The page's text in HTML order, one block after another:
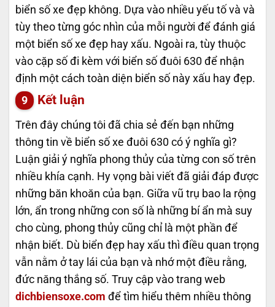
biển số xe đẹp không. Dựa vào nhiều yếu tố và và
tùy theo từng góc nhìn của mỗi người để đánh giá
một biển số xe đẹp hay xấu. Ngoài ra, tùy thuộc
vào cặp số đi kèm với biển số đuôi 630 để nhận
định một cách toàn diện biển số này xấu hay đẹp.
Kết luận
Trên đây chúng tôi đã chia sẻ đến bạn những
thông tin về biển số xe đuôi 630 có ý nghĩa gì?
Luận giải ý nghĩa phong thủy của từng con số trên
nhiều khía cạnh. Hy vọng bài viết đã giải đáp được
những băn khoăn của bạn. Giữa vũ trụ bao la rộng
lớn, ẩn trong những con số là những bí ẩn mà suy
cho cùng, phong thủy cũng chỉ là một phần để
nhận biết. Dù biển đẹp hay xấu thì điều quan trọng
vẫn nằm ở tay lái của bạn và nhớ một điều rằng,
đức năng thắng số. Truy cập vào trang web
dichbiensoxe.com để tìm hiểu thêm nhiều thông